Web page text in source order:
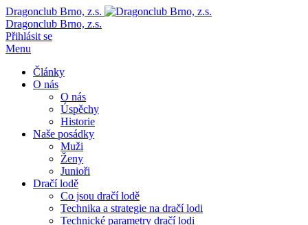
Dragonclub Brno, z.s.
Dragonclub Brno, z.s.
Přihlásit se
Menu
Články
O nás
O nás
Úspěchy
Historie
Naše posádky
Muži
Ženy
Junioři
Dračí lodě
Co jsou dračí lodě
Technika a strategie na dračí lodi
Technické parametry dračí lodi